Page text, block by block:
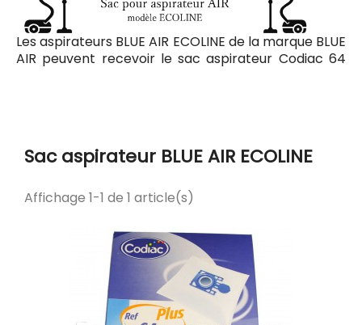
Les aspirateurs BLUE AIR ECOLINE de la marque BLUE
AIR peuvent recevoir le sac aspirateur Codiac 64
Sac aspirateur BLUE AIR ECOLINE
Affichage 1-1 de 1 article(s)